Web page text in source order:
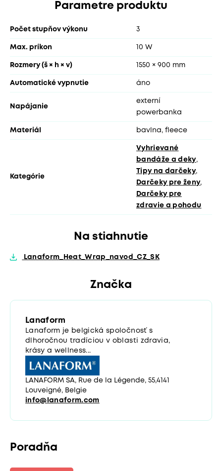
Parametre produktu
Počet stupňov výkonu 3
Max. príkon 10 W
Rozmery (š × h × v) 1550 × 900 mm
Automatické vypnutie áno
Napájanie
externí
powerbanka
Materiál bavlna, fleece
Kategórie
Vyhrievané
bandáže a deky,
Tipy na darčeky,
Darčeky pre ženy,
Darčeky pre
zdravie a pohodu
Na stiahnutie
Lanaform_Heat_Wrap_navod_CZ_SK
Značka
Lanaform
Lanaform je belgická spoločnosť s
dlhoročnou tradíciou v oblasti zdravia,
krásy a wellness...
LANAFORM SA, Rue de la Légende, 55,4141
Louveigné, Belgie
info@lanaform.com
Poradňa